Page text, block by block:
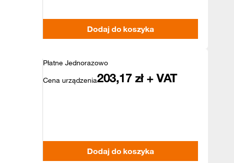
Dodaj do koszyka
Płatne Jednorazowo
Cena urządzenia203,17 zł + VAT
Dodaj do koszyka